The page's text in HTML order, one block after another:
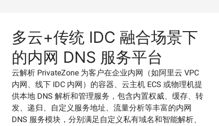
多云+传统 IDC 融合场景下
的内网 DNS 服务平台
云解析 PrivateZone 为客户在企业内网（如阿里云 VPC
内网、线下 IDC 内网）的容器、云主机 ECS 或物理机提
供本地 DNS 解析和管理服务，包含内置权威、缓存、转
发、递归、自定义服务地址、流量分析等丰富的内网
DNS 服务模块，分别满足自定义私有域名和智能解析、